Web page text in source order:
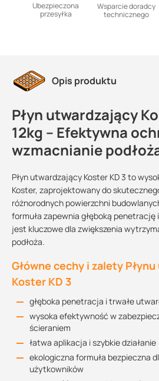
Ubezpieczona
przesyłka
Wsparcie doradcy
technicznego
Opis produktu
Płyn utwardzający
12kg – Efektywna
wzmacnianie
Płyn utwardzający Koster KD 3 to
Koster, zaprojektowany do
różnorodnych powierzchni
formuła zapewnia głęboką
jest kluczowe dla zwiększenia
podłoża.
Główne cechy i zalety
Koster KD 3
głęboka penetracja i trwałe
wysoka efektywność w
ścieraniem
łatwa aplikacja i szybkie działanie
ekologiczna formuła bezpieczna
użytkowników